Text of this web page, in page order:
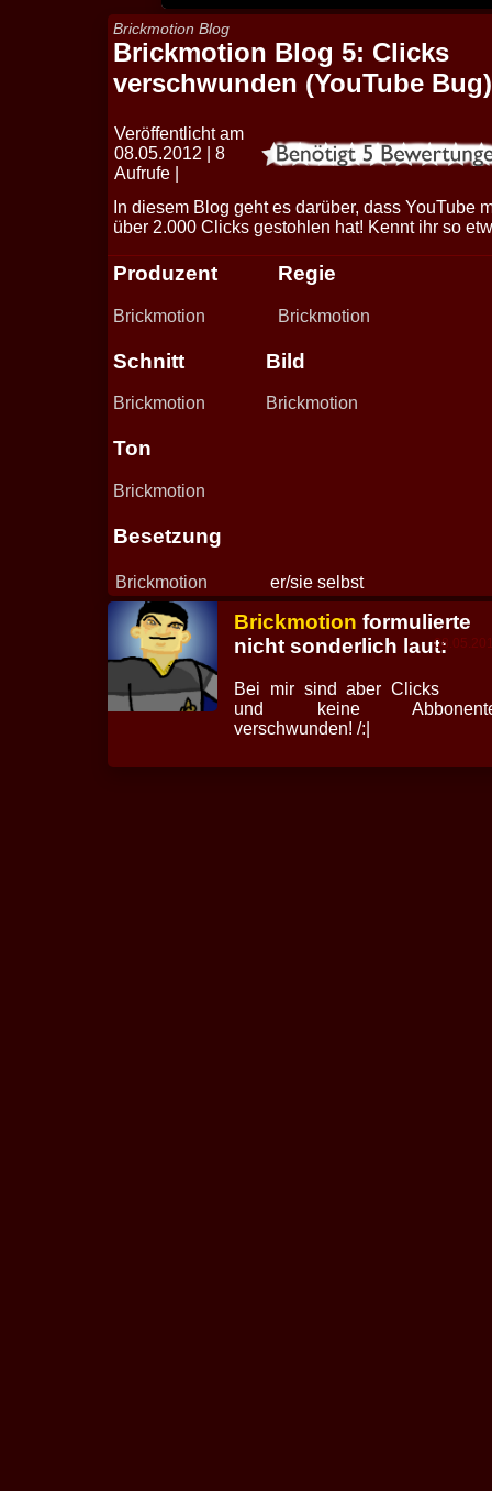
Brickmotion Blog
Brickmotion Blog 5: Clicks
verschwunden (YouTube Bug)
Veröffentlicht am
08.05.2012 | 8
Aufrufe |
In diesem Blog geht es darüber, dass YouTube
über 2.000 Clicks gestohlen hat! Kennt ihr so
Produzent
Brickmotion
Regie
Brickmotion
Schnitt
Brickmotion
Bild
Brickmotion
Ton
Brickmotion
Besetzung
Brickmotion er/sie selbst
Brickmotion formulierte
nicht sonderlich laut:
Bei mir sind aber Clicks
und keine
verschwunden! /:|